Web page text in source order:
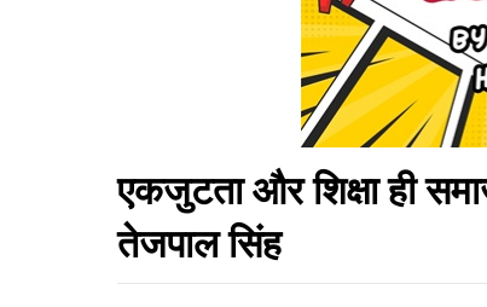
एकजुटता और शिक्षा ही
तेजपाल सिंह